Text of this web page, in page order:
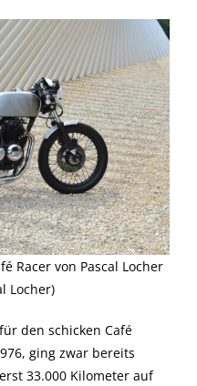
Racer von Pascal Locher
Locher)
den schicken Café
ging zwar bereits
33.000 Kilometer auf